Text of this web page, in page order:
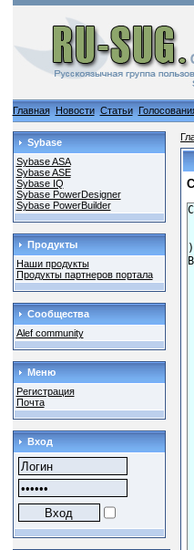
Главная Новости Статьи
Sybase
Sybase ASA
Sybase ASE
Sybase IQ
Sybase PowerDesigner
Sybase PowerBuilder
Продукты
Наши продукты
Продукты партнеров портала
Сообщества
Alef community
Меню
Регистрация
Почта
Вход
)